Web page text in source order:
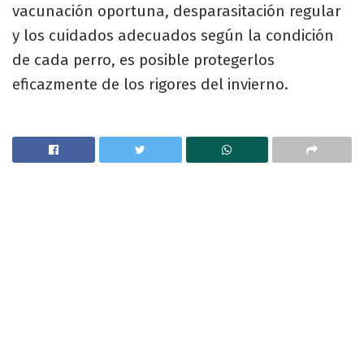
vacunación oportuna, desparasitación regular
y los cuidados adecuados según la condición
de cada perro, es posible protegerlos
eficazmente de los rigores del invierno.